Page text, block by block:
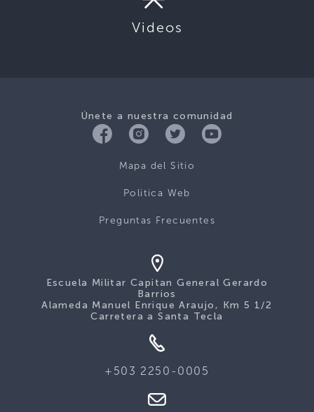
Videos
Únete a nuestra comunidad
Mapa del Sitio
Politica Web
Preguntas Frecuentes
Escuela Militar Capitan General Gerardo
Barrios
Alameda Manuel Enrique Araujo, Km 5 1/2
Carretera a Santa Tecla
+503 2250-0005